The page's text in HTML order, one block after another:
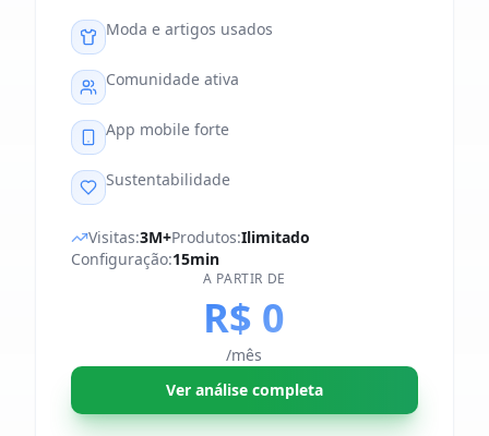
Moda e artigos usados
Comunidade ativa
App mobile forte
Sustentabilidade
Visitas:3M+Produtos:Ilimitado
Configuração:15min
A PARTIR DE
R$ 0
/mês
Ver análise completa